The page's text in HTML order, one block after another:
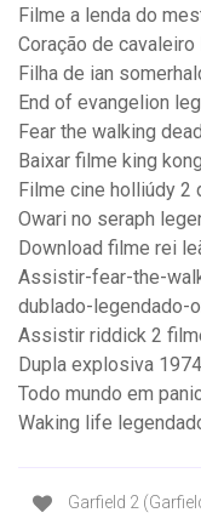
Filme a lenda do
Coração de
Filha de ian
End of evangelion
Fear the walking
Baixar filme king
Filme cine holliúdy 2
Owari no seraph
Download filme rei
Assistir-fear-the-
dublado-legendado-
Assistir riddick 2
Dupla explosiva 1974
Todo mundo em
Waking life
Garfield 2